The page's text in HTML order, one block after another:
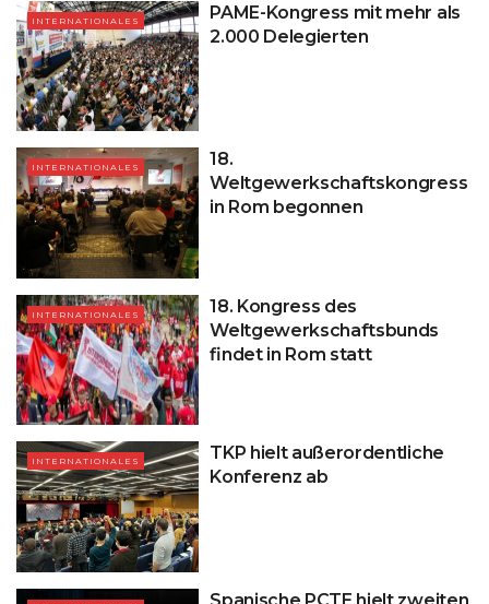
INTERNATIONALES
PAME-Kongress mit mehr als
2.000 Delegierten
INTERNATIONALES
18.
Weltgewerkschaftskongress
in Rom begonnen
INTERNATIONALES
18. Kongress des
Weltgewerkschaftsbunds
findet in Rom statt
INTERNATIONALES
TKP hielt außerordentliche
Konferenz ab